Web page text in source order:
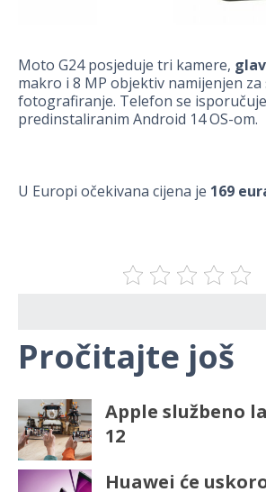
Moto G24 posjeduje tri kamere,
makro i 8 MP objektiv namijenjen za
fotografiranje. Telefon se
predinstaliranim Android 14 OS-om.
U Europi očekivana cijena je 169
Pročitajte još
Apple službeno
12
Huawei će